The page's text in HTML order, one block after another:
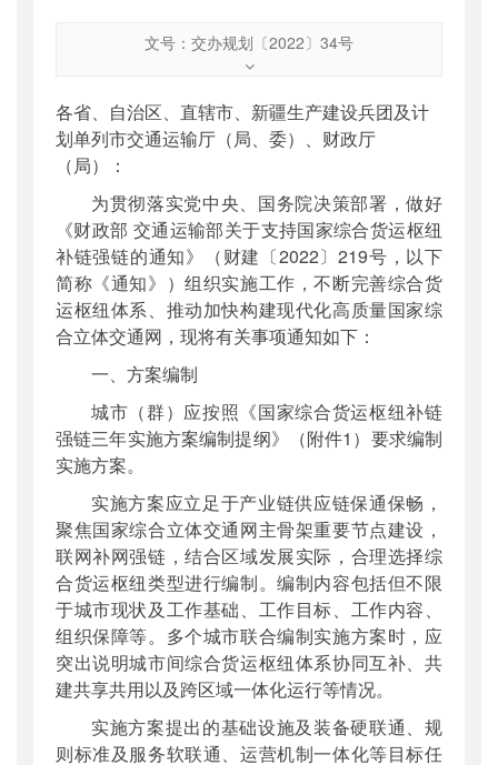
文号：交办规划〔2022〕34号
交办规划〔2022〕34号
公开日期：2022年07月22日
主题词：
综合货运枢纽;补链强链
主题分类：其他政策性文件
公文类型：部办公厅文件
各省、自治区、直辖市、新疆生产建设兵团及计
划单列市交通运输厅（局、委）、财政厅
（局）：
为贯彻落实党中央、国务院决策部署，做好
《财政部 交通运输部关于支持国家综合货运枢纽
补链强链的通知》（财建〔2022〕219号，以下
简称《通知》）组织实施工作，不断完善综合货
运枢纽体系、推动加快构建现代化高质量国家综
合立体交通网，现将有关事项通知如下：
一、方案编制
城市（群）应按照《国家综合货运枢纽补链
强链三年实施方案编制提纲》（附件1）要求编制
实施方案。
实施方案应立足于产业链供应链保通保畅，
聚焦国家综合立体交通网主骨架重要节点建设，
联网补网强链，结合区域发展实际，合理选择综
合货运枢纽类型进行编制。编制内容包括但不限
于城市现状及工作基础、工作目标、工作内容、
组织保障等。多个城市联合编制实施方案时，应
突出说明城市间综合货运枢纽体系协同互补、共
建共享共用以及跨区域一体化运行等情况。
实施方案提出的基础设施及装备硬联通、规
则标准及服务软联通、运营机制一体化等目标任